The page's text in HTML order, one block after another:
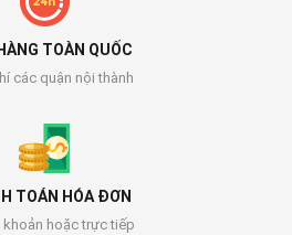
TOÀN QUỐC
các quận nội thành
TOÁN HÓA ĐƠN
khoản hoặc trực tiếp